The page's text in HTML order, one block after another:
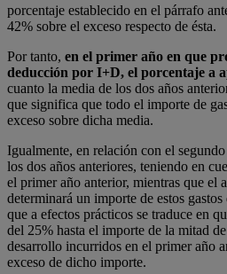
porcentaje establecido en el párrafo
42% sobre el exceso respecto de ésta.
Por tanto, en el primer año en que
deducción por I+D, el porcentaje a
cuanto la media de los dos años
que significa que todo el importe de
exceso sobre dicha media.
Igualmente, en relación con el
los dos años anteriores, teniendo en
el primer año anterior, mientras que el
determinará un importe de estos
que a efectos prácticos se traduce en
del 25% hasta el importe de la mitad
desarrollo incurridos en el primer año
exceso de dicho importe.